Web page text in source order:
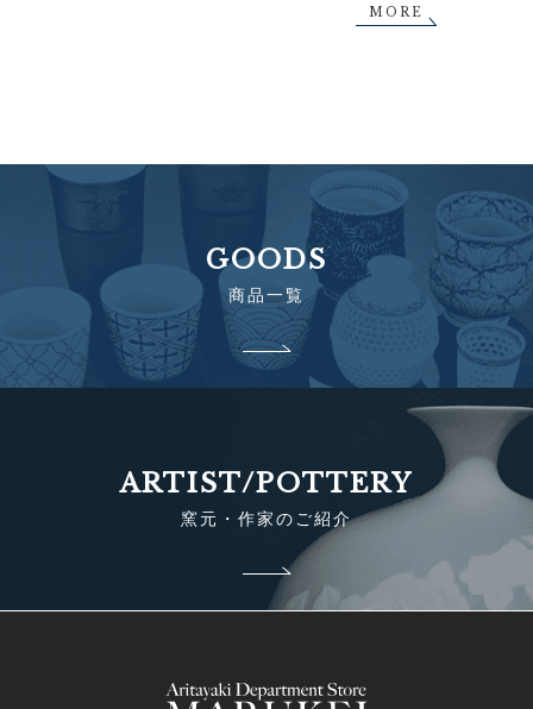
MORE
GOODS
商品一覧
ARTIST/POTTERY
窯元・作家のご紹介